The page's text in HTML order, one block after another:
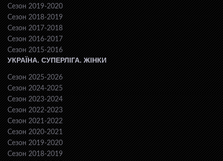
Сезон 2019-2020
Сезон 2018-2019
Сезон 2017-2018
Сезон 2016-2017
Сезон 2015-2016
УКРАЇНА. СУПЕРЛІГА. ЖІНКИ
Сезон 2025-2026
Сезон 2024-2025
Сезон 2023-2024
Сезон 2022-2023
Сезон 2021-2022
Сезон 2020-2021
Сезон 2019-2020
Сезон 2018-2019